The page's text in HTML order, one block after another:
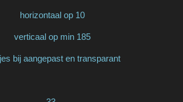
horizontaal op 10
verticaal op min 185
bij aangepast en transparant